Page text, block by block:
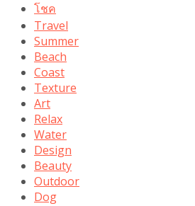
โชค
Travel
Summer
Beach
Coast
Texture
Art
Relax
Water
Design
Beauty
Outdoor
Dog